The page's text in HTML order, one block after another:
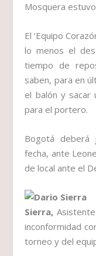
Mosquera
El ‘Equipo
lo menos el
tiempo de
saben, para en
el balón y sacar
para el portero.
Bogotá deberá
fecha, ante
de local ante el
Sierra,
inconformidad
torneo y del